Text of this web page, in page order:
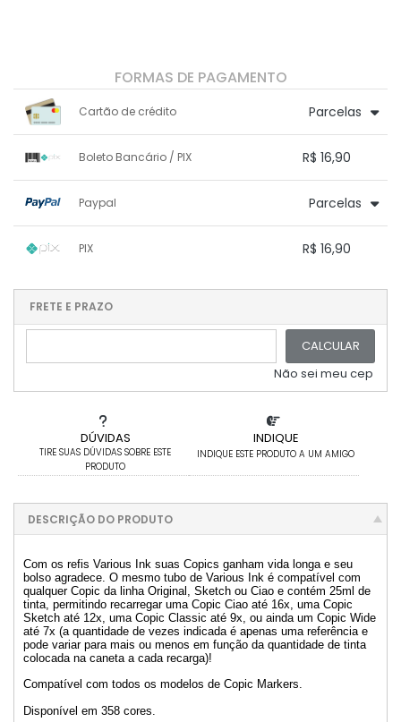
DÚVIDAS
TIRE SUAS DÚVIDAS SOBRE ESTE
PRODUTO
INDIQUE
INDIQUE ESTE PRODUTO A UM AMIGO
FORMAS DE PAGAMENTO
Cartão de crédito Parcelas
2x com juros de R$ 8,83
Boleto Bancário / PIX R$ 16,90
.
Paypal Parcelas
PIX R$ 16,90
...
....
FRETE E PRAZO
CALCULAR
Não sei meu cep
DESCRIÇÃO DO PRODUTO
Com os refis Various Ink suas Copics ganham vida longa e seu
bolso agradece. O mesmo tubo de Various Ink é compatível com
qualquer Copic da linha Original, Sketch ou Ciao e contém 25ml de
tinta, permitindo recarregar uma Copic Ciao até 16x, uma Copic
Sketch até 12x, uma Copic Classic até 9x, ou ainda um Copic Wide
até 7x (a quantidade de vezes indicada é apenas uma referência e
pode variar para mais ou menos em função da quantidade de tinta
colocada na caneta a cada recarga)!
Compatível com todos os modelos de Copic Markers.
Disponível em 358 cores.